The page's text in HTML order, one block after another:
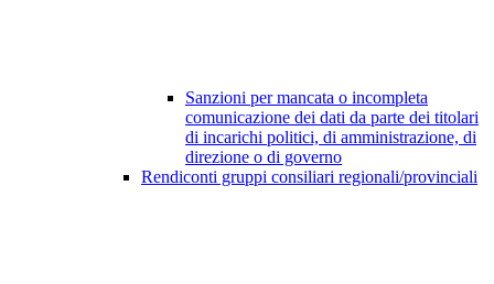
Sanzioni per mancata o incompleta
comunicazione dei dati da parte dei titolari
di incarichi politici, di amministrazione, di
direzione o di governo
Rendiconti gruppi consiliari regionali/provinciali